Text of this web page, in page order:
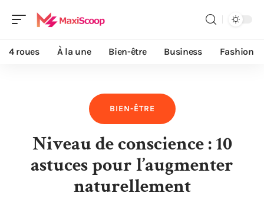
4 roues À la une Bien-être Business Fashion
BIEN-ÊTRE
Niveau de conscience : 10
astuces pour l’augmenter
naturellement